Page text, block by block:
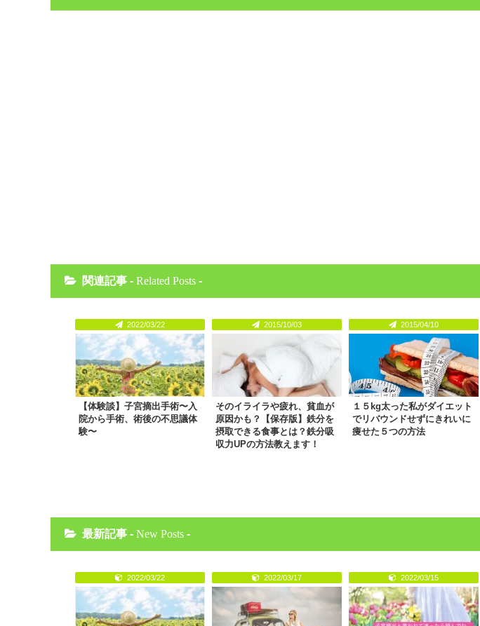
関連記事 - Related Posts -
2022/03/22
【体験談】子宮摘出手術〜入
院から手術、術後の不思議体
験〜
2015/10/03
そのイライラや疲れ、貧血が
原因かも？【保存版】鉄分を
摂取できる食事とは？鉄分吸
収力UPの方法教えます！
2015/04/10
１５kg太った私がダイエット
でリバウンドせずにきれいに
痩せた５つの方法
最新記事 - New Posts -
2022/03/22 2022/03/17 2022/03/15